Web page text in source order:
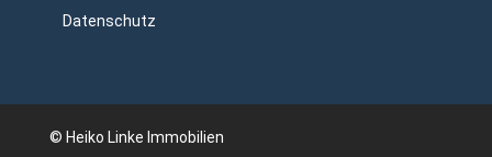
Datenschutz
© Heiko Linke Immobilien